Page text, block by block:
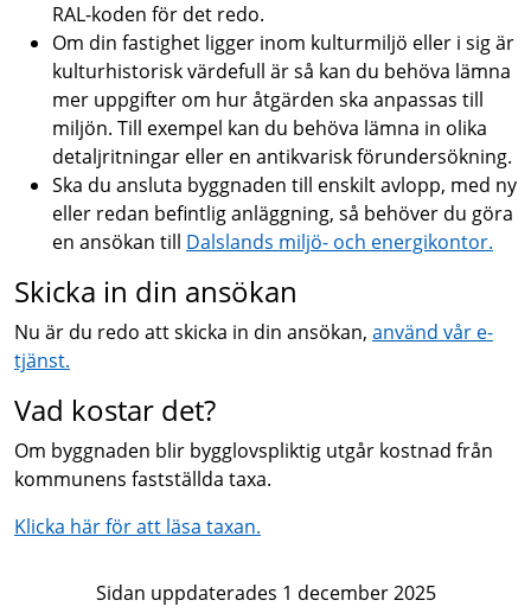
RAL-koden för det redo.
Om din fastighet ligger inom kulturmiljö eller i sig är
kulturhistorisk värdefull är så kan du behöva lämna
mer uppgifter om hur åtgärden ska anpassas till
miljön. Till exempel kan du behöva lämna in olika
detaljritningar eller en antikvarisk förundersökning.
Ska du ansluta byggnaden till enskilt avlopp, med ny
eller redan befintlig anläggning, så behöver du göra
en ansökan till Dalslands miljö- och energikontor.
Skicka in din ansökan
Nu är du redo att skicka in din ansökan, använd vår e-
tjänst.
Vad kostar det?
Om byggnaden blir bygglovspliktig utgår kostnad från
kommunens fastställda taxa.
Klicka här för att läsa taxan.
Sidan uppdaterades 1 december 2025